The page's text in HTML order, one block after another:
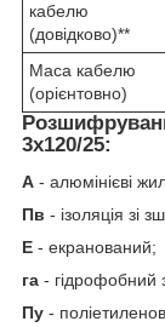
кабелю
(довідково)**
Маса кабелю
(орієнтовно)
3х120/25:
А - алюмінієві
Пв - ізоляція зі
Е - екранований;
га - гідрофобний
Пу -